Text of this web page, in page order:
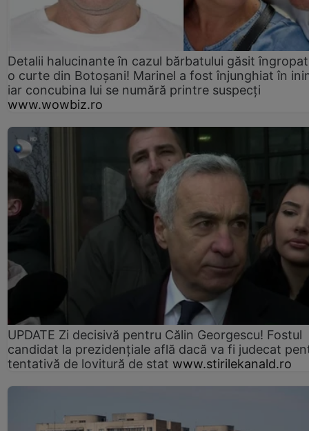
Detalii halucinante în cazul bărbatului găsit
o curte din Botoșani! Marinel a fost înjunghiat în
iar concubina lui se numără printre suspecți
www.wowbiz.ro
UPDATE Zi decisivă pentru Călin Georgescu! Fostul
candidat la prezidențiale află dacă va fi judecat
tentativă de lovitură de stat www.stirilekanald.ro